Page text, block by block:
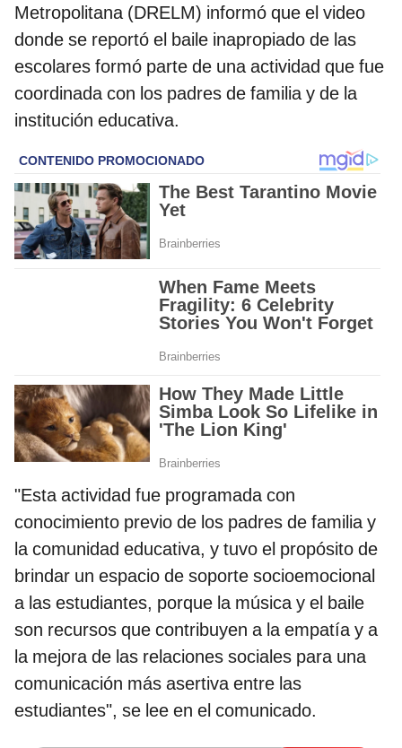
Metropolitana (DRELM) informó que el video
donde se reportó el baile inapropiado de las
escolares formó parte de una actividad que fue
coordinada con los padres de familia y de la
institución educativa.
"Esta actividad fue programada con
conocimiento previo de los padres de familia y
la comunidad educativa, y tuvo el propósito de
brindar un espacio de soporte socioemocional
a las estudiantes, porque la música y el baile
son recursos que contribuyen a la empatía y a
la mejora de las relaciones sociales para una
comunicación más asertiva entre las
estudiantes", se lee en el comunicado.